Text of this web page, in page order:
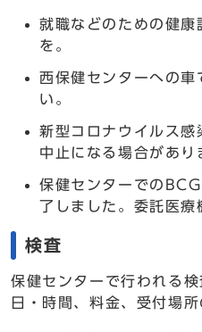
就職などのための健康
を。
西保健センターへの車
い。
新型コロナウイルス
中止になる場合があり
保健センターでの
了しました。委託医療
検査
保健センターで行われる
日・時間、料金、受付場所